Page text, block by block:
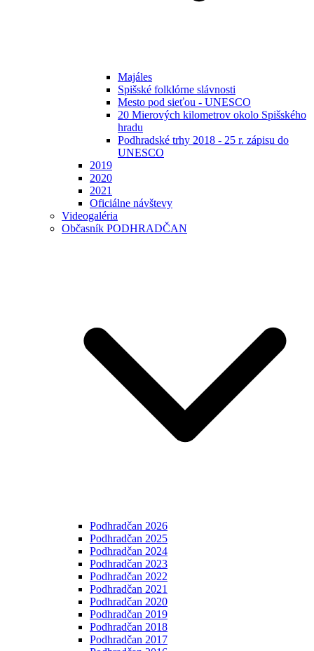
Majáles
Spišské folklórne slávnosti
Mesto pod sieťou - UNESCO
20 Mierových kilometrov okolo Spišského
hradu
Podhradské trhy 2018 - 25 r. zápisu do
UNESCO
2019
2020
2021
Oficiálne návštevy
Videogaléria
Občasník PODHRADČAN
Podhradčan 2026
Podhradčan 2025
Podhradčan 2024
Podhradčan 2023
Podhradčan 2022
Podhradčan 2021
Podhradčan 2020
Podhradčan 2019
Podhradčan 2018
Podhradčan 2017